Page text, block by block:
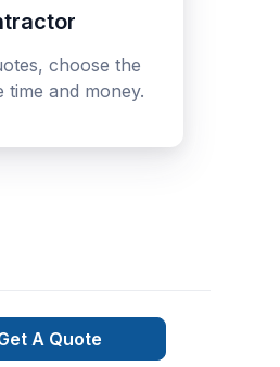
choose the
and money.
A Quote